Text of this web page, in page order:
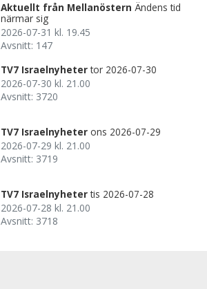
Aktuellt från Mellanöstern Ändens tid
närmar sig
2026-07-31 kl. 19.45
Avsnitt: 147
TV7 Israelnyheter tor 2026-07-30
2026-07-30 kl. 21.00
Avsnitt: 3720
TV7 Israelnyheter ons 2026-07-29
2026-07-29 kl. 21.00
Avsnitt: 3719
TV7 Israelnyheter tis 2026-07-28
2026-07-28 kl. 21.00
Avsnitt: 3718